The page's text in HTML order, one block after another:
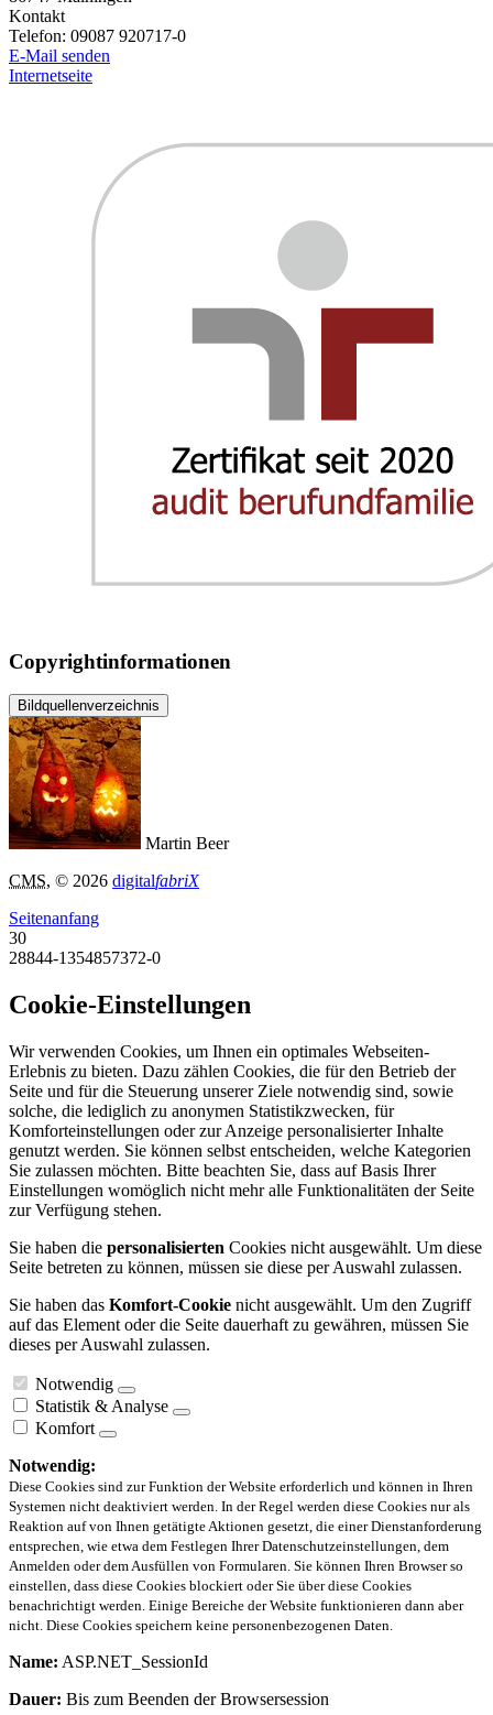
Kontakt
Telefon: 09087 920717-0
E-Mail senden
Internetseite
Copyrightinformationen
Bildquellenverzeichnis
Martin Beer
CMS, © 2026 digitalfabriX
Seitenanfang
30
28844-1354857372-0
Cookie-Einstellungen
Wir verwenden Cookies, um Ihnen ein optimales Webseiten-
Erlebnis zu bieten. Dazu zählen Cookies, die für den Betrieb der
Seite und für die Steuerung unserer Ziele notwendig sind, sowie
solche, die lediglich zu anonymen Statistikzwecken, für
Komforteinstellungen oder zur Anzeige personalisierter Inhalte
genutzt werden. Sie können selbst entscheiden, welche Kategorien
Sie zulassen möchten. Bitte beachten Sie, dass auf Basis Ihrer
Einstellungen womöglich nicht mehr alle Funktionalitäten der Seite
zur Verfügung stehen.
Sie haben die personalisierten Cookies nicht ausgewählt. Um diese
Seite betreten zu können, müssen sie diese per Auswahl zulassen.
Sie haben das Komfort-Cookie nicht ausgewählt. Um den Zugriff
auf das Element oder die Seite dauerhaft zu gewähren, müssen Sie
dieses per Auswahl zulassen.
Notwendig
Statistik & Analyse
Komfort
Notwendig:
Diese Cookies sind zur Funktion der Website erforderlich und können in Ihren
Systemen nicht deaktiviert werden. In der Regel werden diese Cookies nur als
Reaktion auf von Ihnen getätigte Aktionen gesetzt, die einer Dienstanforderung
entsprechen, wie etwa dem Festlegen Ihrer Datenschutzeinstellungen, dem
Anmelden oder dem Ausfüllen von Formularen. Sie können Ihren Browser so
einstellen, dass diese Cookies blockiert oder Sie über diese Cookies
benachrichtigt werden. Einige Bereiche der Website funktionieren dann aber
nicht. Diese Cookies speichern keine personenbezogenen Daten.
Name: ASP.NET_SessionId
Dauer: Bis zum Beenden der Browsersession